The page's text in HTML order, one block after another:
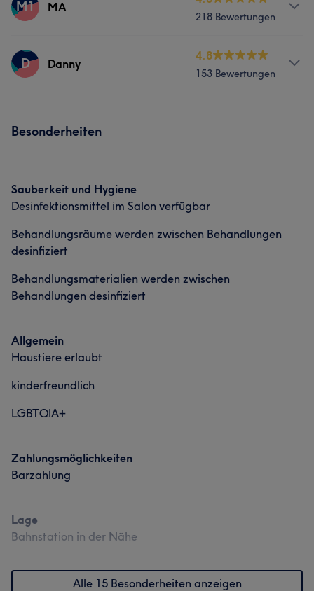
M1 MA
218 Bewertungen
Services
Was unsere Kunden über MA sagen
D Danny
4.8
153 Bewertungen
Was unsere Kunden über Danny sagen
Besonderheiten
Sauberkeit und Hygiene
Desinfektionsmittel im Salon verfügbar
Behandlungsräume werden zwischen Behandlungen
desinfiziert
Behandlungsmaterialien werden zwischen
Behandlungen desinfiziert
Allgemein
Haustiere erlaubt
kinderfreundlich
LGBTQIA+
Zahlungsmöglichkeiten
Barzahlung
Lage
Bahnstation in der Nähe
Alle 15 Besonderheiten anzeigen